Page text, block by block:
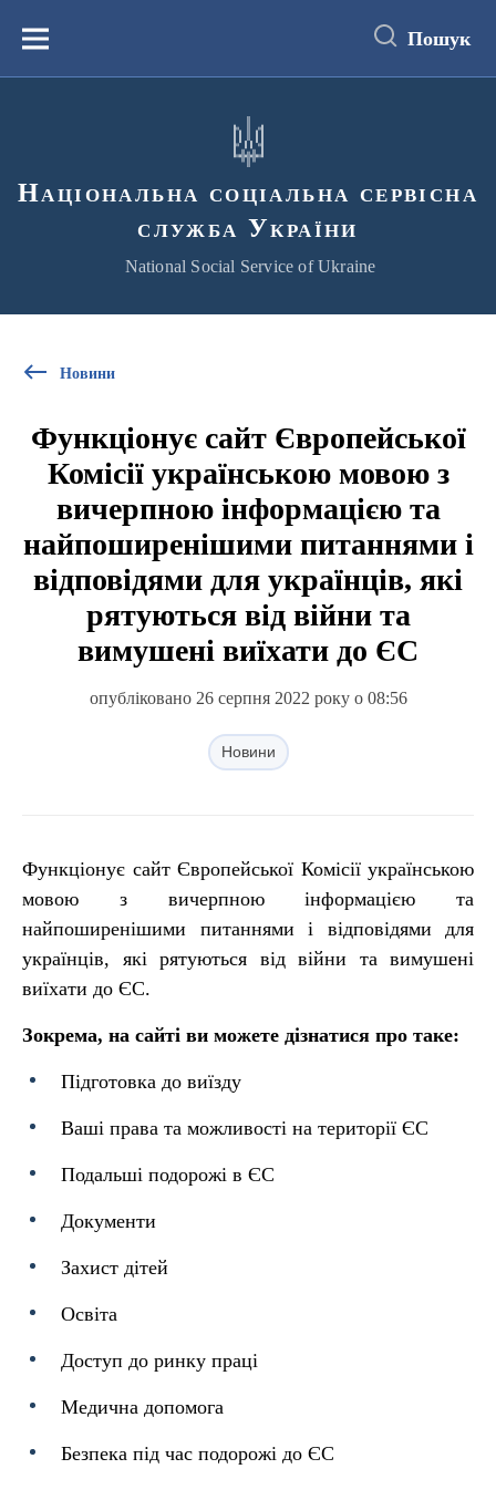
вмістуMenu Пошук
Національна соціальна сервісна
служба України
National Social Service of Ukraine
Новини
Функціонує сайт Європейської
Комісії українською мовою з
вичерпною інформацією та
найпоширенішими питаннями і
відповідями для українців, які
рятуються від війни та
вимушені виїхати до ЄС
опубліковано 26 серпня 2022 року о 08:56
Новини
Функціонує сайт Європейської Комісії українською
мовою з вичерпною інформацією та
найпоширенішими питаннями і відповідями для
українців, які рятуються від війни та вимушені
виїхати до ЄС.
Зокрема, на сайті ви можете дізнатися про таке:
Підготовка до виїзду
Ваші права та можливості на території ЄС
Подальші подорожі в ЄС
Документи
Захист дітей
Освіта
Доступ до ринку праці
Медична допомога
Безпека під час подорожі до ЄС